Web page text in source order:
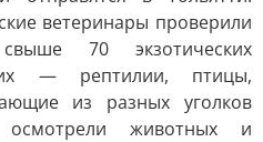
ветеринары проверили
70 экзотических
— рептилии, птицы,
из разных уголков
осмотрели животных и